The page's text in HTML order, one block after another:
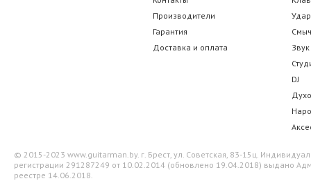
26.95 р.
Производители
Гарантия
Доставка и оплата
Звук
DJ
© 2015-2023 www.guitarman.by. г. Брест, ул. Советская, 83-15ц.
регистрации 291287249 от 10.02.2014 (обновлено 19.04.2018) выдано
реестре 14.06.2018.